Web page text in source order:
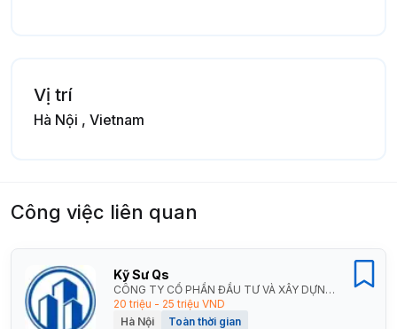
Vị trí
Hà Nội , Vietnam
Công việc liên quan
Kỹ Sư Qs
CÔNG TY CỔ PHẦN ĐẦU TƯ VÀ XÂY DỰNG TPC
20 triệu - 25 triệu VND
Hà Nội
Toàn thời gian